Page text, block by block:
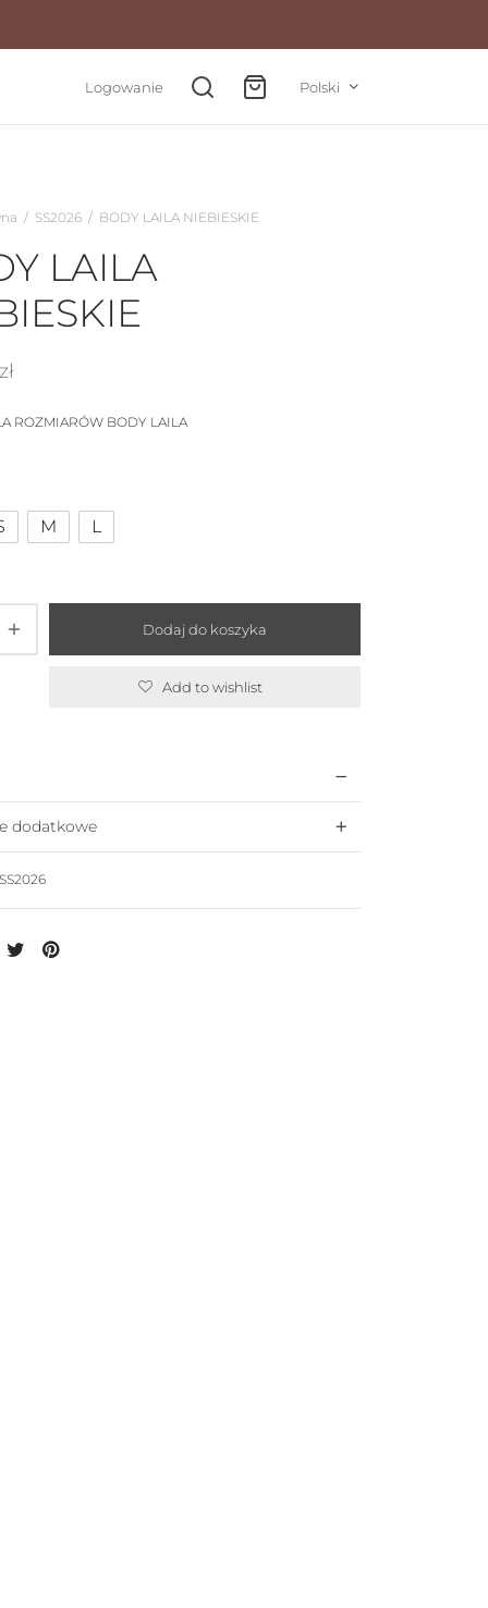
Logowanie Polski
/ SS2026 / BODY LAILA NIEBIESKIE
LAILA
zł
ROZMIARÓW BODY LAILA
M L
Dodaj do koszyka
Add to wishlist
dodatkowe
SS2026